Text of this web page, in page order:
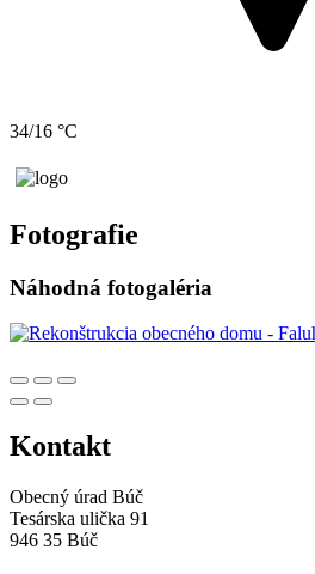
34/16 °C
Fotografie
Náhodná fotogaléria
Kontakt
Obecný úrad Búč
Tesárska ulička 91
946 35 Búč